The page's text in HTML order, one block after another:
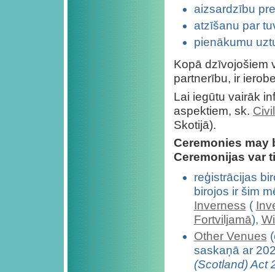
aizsardzību
atzīšanu par
pienākumu
Kopā dzīvojošiem
partnerību, ir
Lai iegūtu vairāk
aspektiem, sk.
Skotijā).
Ceremonies may
Ceremonijas var
reģistrācijas
birojos ir šim
Inverness (
Fortviljamā),
Other Venues
saskaņā ar
(Scotland) Act